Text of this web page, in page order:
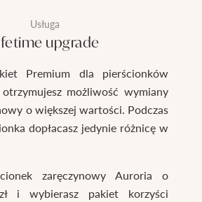
Usługa
upgrade
Premium dla pierścionków
możliwość wymiany
o większej wartości. Podczas
dopłacasz jedynie różnicę w
zaręczynowy Auroria o
i wybierasz pakiet korzyści